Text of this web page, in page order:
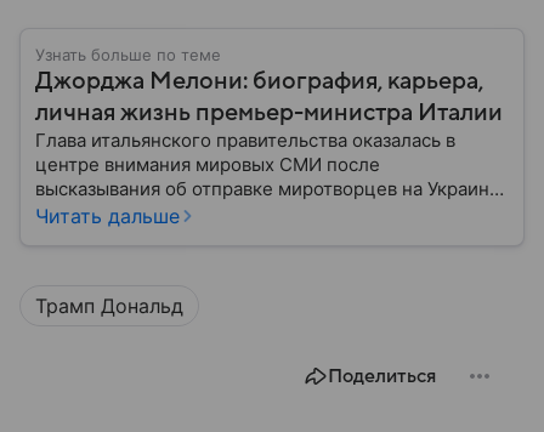
Узнать больше по теме
Джорджа Мелони: биография, карьера,
личная жизнь премьер-министра Италии
Глава итальянского правительства оказалась в
центре внимания мировых СМИ после
высказывания об отправке миротворцев на Украину.
Рассказываем, кто такая Джорджа Мелони и как она
Читать дальше
Трамп Дональд
Поделиться